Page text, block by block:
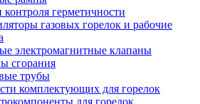
контроля герметичности
газовых горелок и рабочие
электромагнитные клапаны
сгорания
трубы
комплектующих для горелок
для горелок